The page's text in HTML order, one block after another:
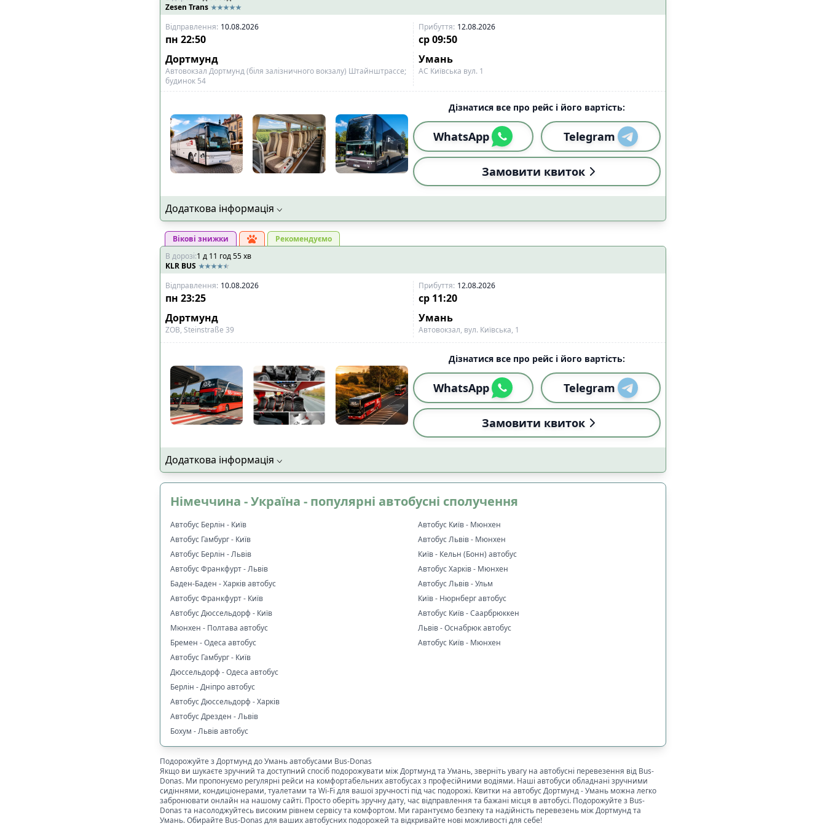
Zesen Trans
Відправлення: 10.08.2026 Прибуття: 12.08.2026
пн 22:50 ср 09:50
Дортмунд
Умань
Автовокзал Дортмунд (біля залізничного вокзалу) Штайнштрассе;
будинок 54
АС Київська вул. 1
Дізнатися все про рейс і його вартість:
WhatsApp Telegram
Замовити квиток
Додаткова інформація
Вікові знижки
Рекомендуємо
В дорозі:1 д 11 год55хв
KLR BUS
Відправлення: 10.08.2026 Прибуття: 12.08.2026
пн 23:25 ср 11:20
Дортмунд
Умань
ZOB, Steinstraße 39 Автовокзал, вул. Київська, 1
Дізнатися все про рейс і його вартість:
WhatsApp Telegram
Замовити квиток
Додаткова інформація
Німеччина - Україна - популярні автобусні сполучення
Автобус Берлін - Київ
Автобус Гамбург - Київ
Автобус Берлін - Львів
Автобус Франкфурт - Львів
Баден-Баден - Харків автобус
Автобус Франкфурт - Київ
Автобус Дюссельдорф - Київ
Мюнхен - Полтава автобус
Бремен - Одеса автобус
Автобус Гамбург - Київ
Дюссельдорф - Одеса автобус
Берлін - Дніпро автобус
Автобус Дюссельдорф - Харків
Автобус Дрезден - Львів
Бохум - Львів автобус
Автобус Київ - Мюнхен
Автобус Львів - Мюнхен
Київ - Кельн (Бонн) автобус
Автобус Харків - Мюнхен
Автобус Львів - Ульм
Київ - Нюрнберг автобус
Автобус Київ - Саарбрюккен
Львів - Оснабрюк автобус
Автобус Київ - Мюнхен
Подорожуйте зДортмунддоУманьавтобусами Bus-Donas
Якщо ви шукаєте зручний та доступний спосіб подорожувати міжДортмундта Умань, зверніть увагу на автобусні перевезення від Bus-
Donas. Ми пропонуємо регулярні рейси на комфортабельних автобусах з професійними водіями. Наші автобуси обладнані зручними
сидіннями, кондиціонерами, туалетами та Wi-Fi для вашої зручності під час подорожі. Квитки на автобусДортмунд-Умань можна легко
забронювати онлайн на нашому сайті. Просто оберіть зручну дату, час відправлення та бажані місця в автобусі. Подорожуйте з Bus-
Donas та насолоджуйтесь високим рівнем сервісу та комфортом. Ми гарантуємо безпеку та надійність перевезень міжДортмундта
Умань. Обирайте Bus-Donas для ваших автобусних подорожей та відкривайте нові можливості для себе!